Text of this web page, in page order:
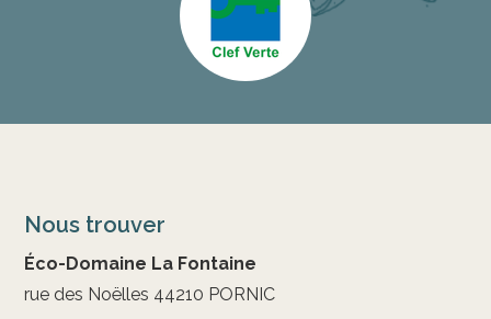
Nous trouver
Éco-Domaine La Fontaine
rue des Noëlles 44210 PORNIC